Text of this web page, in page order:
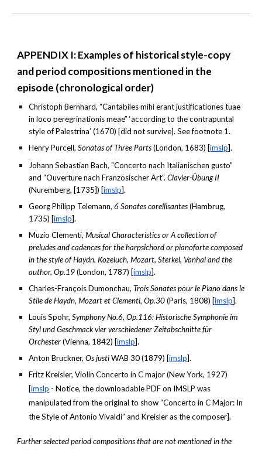
APPENDIX I: Examples of historical style-copy
and period compositions mentioned in the
episode (chronological order)
Christoph Bernhard, “Cantabiles mihi erant justificationes tuae
in loco peregrinationis meae” ‘according to the contrapuntal
style of Palestrina’ (1670) [did not survive]. See footnote 1.
Henry Purcell,Sonatas of Three Parts(London, 1683) [imslp].
Johann Sebastian Bach, “Concerto nach Italianischen gusto”
and “Ouverture nach Französischer Art”.Clavier-Übung II
(Nuremberg, [1735]) [imslp].
Georg Philipp Telemann,6 Sonates corellisantes(Hambrug,
1735) [imslp].
Muzio Clementi,Musical Characteristics or A collection of
preludes and cadences for the harpsichord or pianoforte composed
in the style of Haydn, Kozeluch, Mozart, Sterkel, Vanhal and the
author, Op.19(London, 1787) [imslp].
Charles-François Dumonchau,Trois Sonates pour le Piano dans le
Stile de Haydn, Mozart et Clementi, Op.30(Paris, 1808) [imslp].
Louis Spohr,Symphony No.6, Op.116: Historische Symphonie im
Styl und Geschmack vier verschiedener Zeitabschnitte für
Orchester(Vienna, 1842) [imslp].
Anton Bruckner,Os justiWAB 30 (1879) [imslp].
Fritz Kreisler, Violin Concerto in C major (New York, 1927)
[imslp - Notice, the downloadable PDF on IMSLP was
manipulated from the original to show “Concerto in C Major: In
the Style of Antonio Vivaldi” and Kreisler as the composer].
Further selected period compositions that are not mentioned in the